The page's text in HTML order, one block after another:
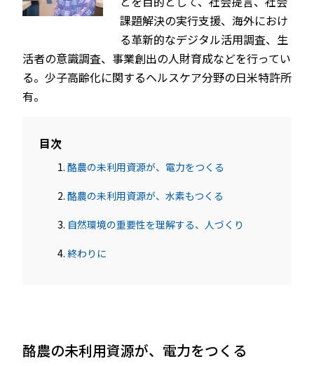
課題解決の実行支援、海外におけ
る革新的なデジタル活用調査、生
活者の意識調査、事業創出の人財育成などを行ってい
る。少子高齢化に関するヘルスケア分野の日米特許所
有。
目次
酪農の未利用資源が、電力をつくる
酪農の未利用資源が、水素もつくる
自然環境の重要性を理解する、人づくり
終わりに
酪農の未利用資源が、電力をつくる